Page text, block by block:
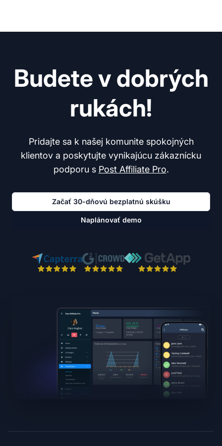
Budete v dobrých
rukách!
Pridajte sa k našej komunite spokojných
klientov a poskytujte vynikajúcu zákaznícku
podporu s Post Affiliate Pro.
Začať 30-dňovú bezplatnú skúšku
Naplánovať demo